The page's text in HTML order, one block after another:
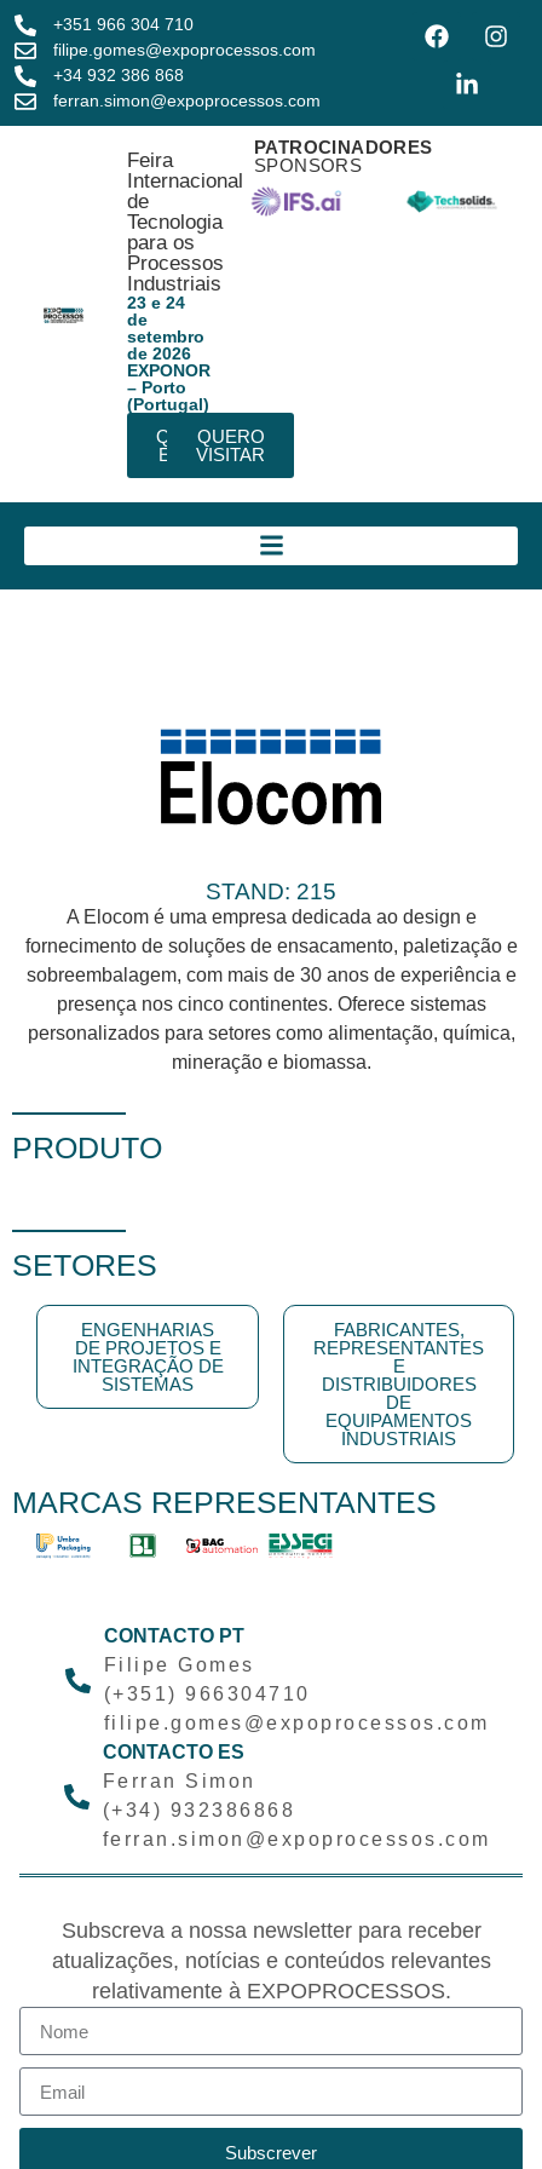
+351 966 304 710
filipe.gomes@expoprocessos.com
+34 932 386 868
ferran.simon@expoprocessos.com
Feira
Internacional
de
Tecnologia
para os
Processos
Industriais
23 e 24
de
setembro
de 2026
EXPONOR
– Porto
(Portugal)
QUERO
EXPOR
QUERO
VISITAR
PATROCINADORES
SPONSORS
STAND: 215
A Elocom é uma empresa dedicada ao design e
fornecimento de soluções de ensacamento, paletização e
sobreembalagem, com mais de 30 anos de experiência e
presença nos cinco continentes. Oferece sistemas
personalizados para setores como alimentação, química,
mineração e biomassa.
PRODUTO
SETORES
ENGENHARIAS
DE PROJETOS E
INTEGRAÇÃO DE
SISTEMAS
FABRICANTES,
REPRESENTANTES
E
DISTRIBUIDORES
DE
EQUIPAMENTOS
INDUSTRIAIS
MARCAS REPRESENTANTES
CONTACTO PT
Filipe Gomes
(+351) 966304710
filipe.gomes@expoprocessos.com
CONTACTO ES
Ferran Simon
(+34) 932386868
ferran.simon@expoprocessos.com
Subscreva a nossa newsletter para receber
atualizações, notícias e conteúdos relevantes
relativamente à EXPOPROCESSOS.
Subscrever